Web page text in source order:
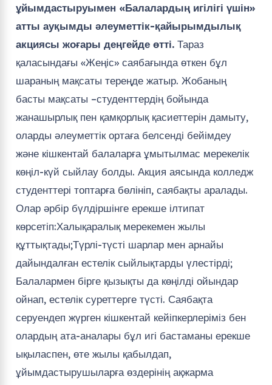
ұйымдастыруымен «Балалардың игілігі үшін»
атты ауқымды әлеуметтік-қайырымдылық
акциясы жоғары деңгейде өтті. Тараз
қаласындағы «Жеңіс» саябағында өткен бұл
шараның мақсаты тереңде жатыр. Жобаның
басты мақсаты –студенттердің бойында
жанашырлық пен қамқорлық қасиеттерін дамыту,
оларды әлеуметтік ортаға белсенді бейімдеу
және кішкентай балаларға ұмытылмас мерекелік
көңіл-күй сыйлау болды. Акция аясында колледж
студенттері топтарға бөлініп, саябақты аралады.
Олар әрбір бүлдіршінге ерекше ілтипат
көрсетіп:Халықаралық мерекемен жылы
құттықтады;Түрлі-түсті шарлар мен арнайы
дайындалған естелік сыйлықтарды үлестірді;
Балалармен бірге қызықты да көңілді ойындар
ойнап, естелік суреттерге түсті. Саябақта
серуендеп жүрген кішкентай кейіпкерлеріміз бен
олардың ата-аналары бұл игі бастаманы ерекше
ықыласпен, өте жылы қабылдап,
ұйымдастырушыларға өздерінің ақжарма